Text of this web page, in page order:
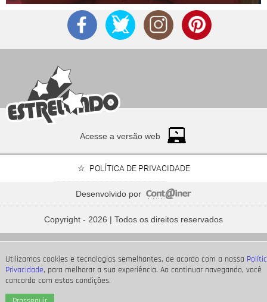
Utilizamos cookies e tecnologias semelhantes, de acordo com a nossa
Privacidade, para melhorar a sua experiência. Ao continuar navegando, você
concorda com estas condições.
Relembre os amores - e affairs - de Shawn Mendes
Acesse a versão web
POLÍTICA DE PRIVACIDADE
Desenvolvido por
Copyright - 2026 | Todos os direitos reservados